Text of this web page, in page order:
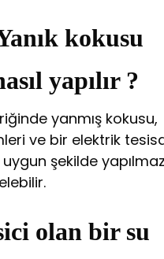
kokusu
yapılır ?
yanmış kokusu,
ve bir elektrik
uygun şekilde
olan bir su